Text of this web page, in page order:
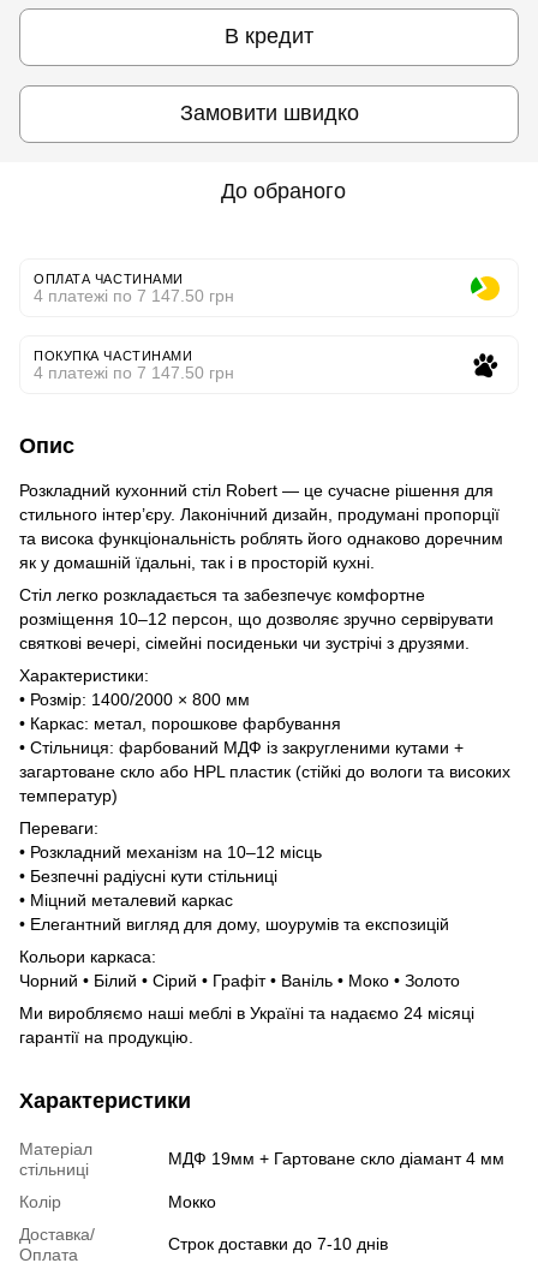
В кредит
Замовити швидко
До обраного
ОПЛАТА ЧАСТИНАМИ
4 платежі по 7 147.50 грн
ПОКУПКА ЧАСТИНАМИ
4 платежі по 7 147.50 грн
Опис
Розкладний кухонний стіл Robert — це сучасне рішення для
стильного інтер’єру. Лаконічний дизайн, продумані пропорції
та висока функціональність роблять його однаково доречним
як у домашній їдальні, так і в просторій кухні.
Стіл легко розкладається та забезпечує комфортне
розміщення 10–12 персон, що дозволяє зручно сервірувати
святкові вечері, сімейні посиденьки чи зустрічі з друзями.
Характеристики:
• Розмір: 1400/2000 × 800 мм
• Каркас: метал, порошкове фарбування
• Стільниця: фарбований МДФ із закругленими кутами +
загартоване скло або HPL пластик (стійкі до вологи та високих
температур)
Переваги:
• Розкладний механізм на 10–12 місць
• Безпечні радіусні кути стільниці
• Міцний металевий каркас
• Елегантний вигляд для дому, шоурумів та експозицій
Кольори каркаса:
Чорний • Білий • Сірий • Графіт • Ваніль • Моко • Золото
Ми виробляємо наші меблі в Україні та надаємо 24 місяці
гарантії на продукцію.
Характеристики
Матеріал
стільниці
МДФ 19мм + Гартоване скло діамант 4 мм
Колір
Мокко
Доставка/
Оплата
Строк доставки до 7-10 днів